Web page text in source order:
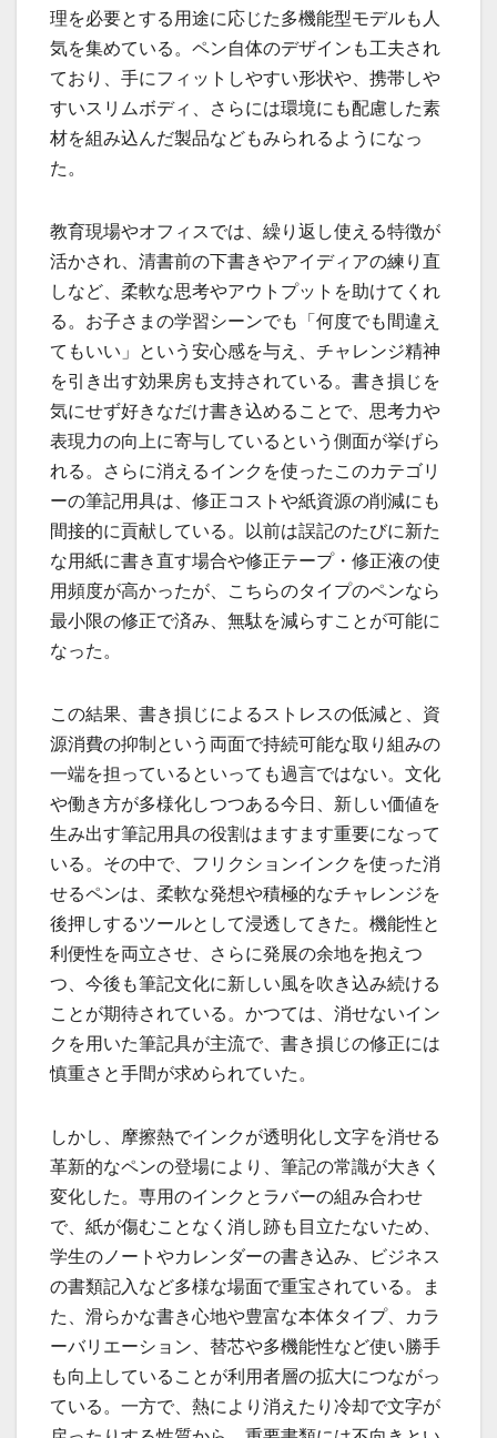
理を必要とする用途に応じた多機能型モデルも人
気を集めている。ペン自体のデザインも工夫され
ており、手にフィットしやすい形状や、携帯しや
すいスリムボディ、さらには環境にも配慮した素
材を組み込んだ製品などもみられるようになっ
た。
教育現場やオフィスでは、繰り返し使える特徴が
活かされ、清書前の下書きやアイディアの練り直
しなど、柔軟な思考やアウトプットを助けてくれ
る。お子さまの学習シーンでも「何度でも間違え
てもいい」という安心感を与え、チャレンジ精神
を引き出す効果房も支持されている。書き損じを
気にせず好きなだけ書き込めることで、思考力や
表現力の向上に寄与しているという側面が挙げら
れる。さらに消えるインクを使ったこのカテゴリ
ーの筆記用具は、修正コストや紙資源の削減にも
間接的に貢献している。以前は誤記のたびに新た
な用紙に書き直す場合や修正テープ・修正液の使
用頻度が高かったが、こちらのタイプのペンなら
最小限の修正で済み、無駄を減らすことが可能に
なった。
この結果、書き損じによるストレスの低減と、資
源消費の抑制という両面で持続可能な取り組みの
一端を担っているといっても過言ではない。文化
や働き方が多様化しつつある今日、新しい価値を
生み出す筆記用具の役割はますます重要になって
いる。その中で、フリクションインクを使った消
せるペンは、柔軟な発想や積極的なチャレンジを
後押しするツールとして浸透してきた。機能性と
利便性を両立させ、さらに発展の余地を抱えつ
つ、今後も筆記文化に新しい風を吹き込み続ける
ことが期待されている。かつては、消せないイン
クを用いた筆記具が主流で、書き損じの修正には
慎重さと手間が求められていた。
しかし、摩擦熱でインクが透明化し文字を消せる
革新的なペンの登場により、筆記の常識が大きく
変化した。専用のインクとラバーの組み合わせ
で、紙が傷むことなく消し跡も目立たないため、
学生のノートやカレンダーの書き込み、ビジネス
の書類記入など多様な場面で重宝されている。ま
た、滑らかな書き心地や豊富な本体タイプ、カラ
ーバリエーション、替芯や多機能性など使い勝手
も向上していることが利用者層の拡大につながっ
ている。一方で、熱により消えたり冷却で文字が